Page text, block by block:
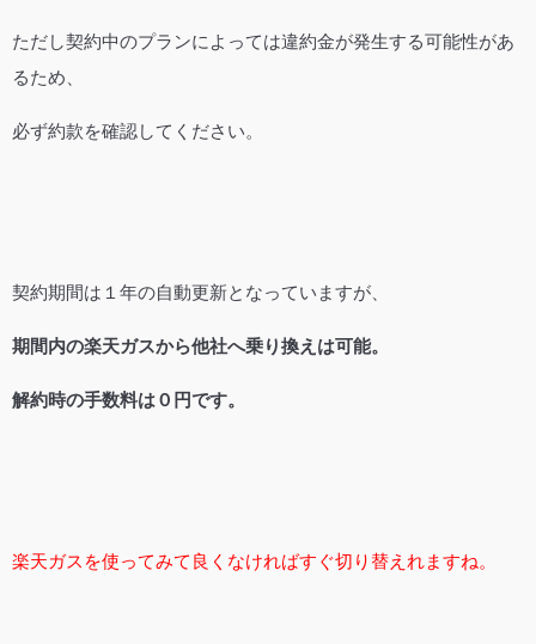
ただし契約中のプランによっては違約金が発生する可能性があ
るため、
必ず約款を確認してください。
契約期間は１年の自動更新となっていますが、
期間内の楽天ガスから他社へ乗り換えは可能。
解約時の手数料は０円です。
楽天ガスを使ってみて良くなければすぐ切り替えれますね。